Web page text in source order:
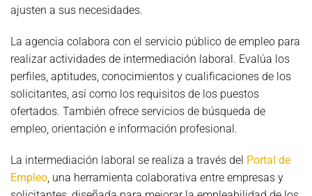
ajusten a sus necesidades.
La agencia colabora con el servicio público de empleo para
realizar actividades de intermediación laboral. Evalúa los
perfiles, aptitudes, conocimientos y cualificaciones de los
solicitantes, así como los requisitos de los puestos
ofertados. También ofrece servicios de búsqueda de
empleo, orientación e información profesional.
La intermediación laboral se realiza a través del Portal de
Empleo , una herramienta colaborativa entre empresas y